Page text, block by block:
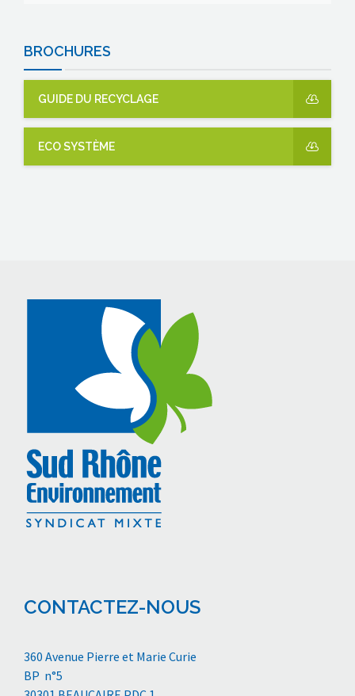
BROCHURES
GUIDE DU RECYCLAGE
ECO SYSTÈME
CONTACTEZ-NOUS
360 Avenue Pierre et Marie Curie
BP n°5